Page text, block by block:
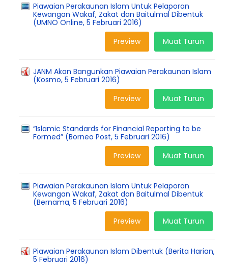
Piawaian Perakaunan Islam Untuk Pelaporan
Kewangan Wakaf, Zakat dan Baitulmal Dibentuk
(UMNO Online, 5 Februari 2016)
Muat Turun
Preview
JANM Akan Bangunkan Piawaian Perakaunan Islam
(Kosmo, 5 Februari 2016)
Muat Turun
Preview
“Islamic Standards for Financial Reporting to be
Formed” (Borneo Post, 5 Februari 2016)
Muat Turun
Preview
Piawaian Perakaunan Islam Untuk Pelaporan
Kewangan Wakaf, Zakat dan Baitulmal Dibentuk
(Bernama, 5 Februari 2016)
Muat Turun
Preview
Piawaian Perakaunan Islam Dibentuk (Berita Harian,
5 Februari 2016)